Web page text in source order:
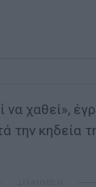
να χαθεί»,
την κηδεία